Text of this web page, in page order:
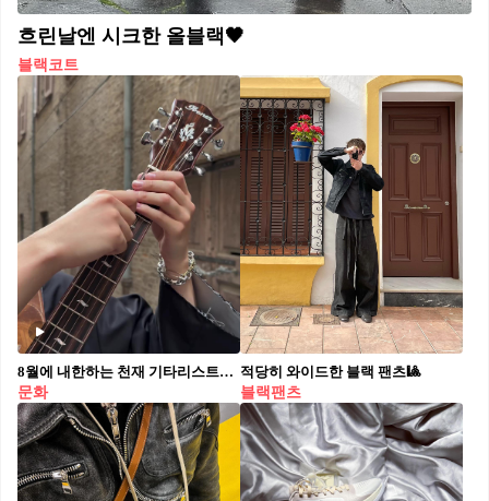
흐린날엔 시크한 올블랙🖤
블랙코트
8월에 내한하는 천재 기타리스트🎸🔥@마르친
문화
적당히 와이드한 블랙 팬츠🎱⁠
블랙팬츠